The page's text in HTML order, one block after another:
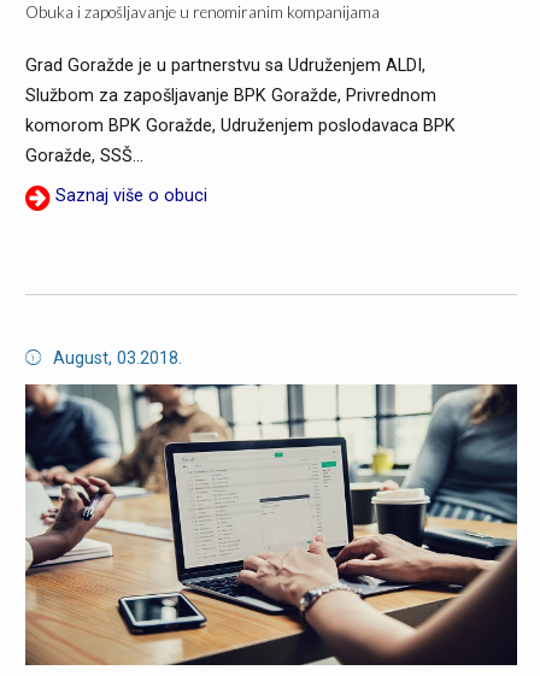
Obuka i zapošljavanje u renomiranim kompanijama
Grad Goražde je u partnerstvu sa Udruženjem ALDI,
Službom za zapošljavanje BPK Goražde, Privrednom
komorom BPK Goražde, Udruženjem poslodavaca BPK
Goražde, SSŠ...
Saznaj više o obuci
August, 03.2018.